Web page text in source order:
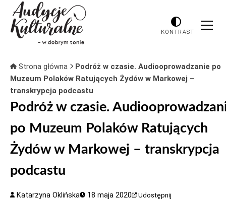
KONTRAST
Strona główna
Podróż w czasie. Audiooprowadzanie po
Muzeum Polaków Ratujących Żydów w Markowej –
transkrypcja podcastu
Podróż w czasie.
po Muzeum Polaków Ratujących
Żydów w Markowej – transkrypcja
podcastu
Katarzyna Oklińska 18 maja 2020 Udostępnij